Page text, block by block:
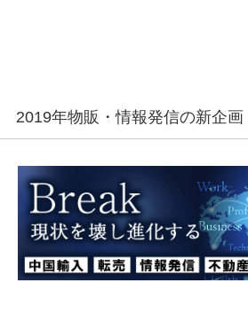
2019年物販・情報発信の新企画